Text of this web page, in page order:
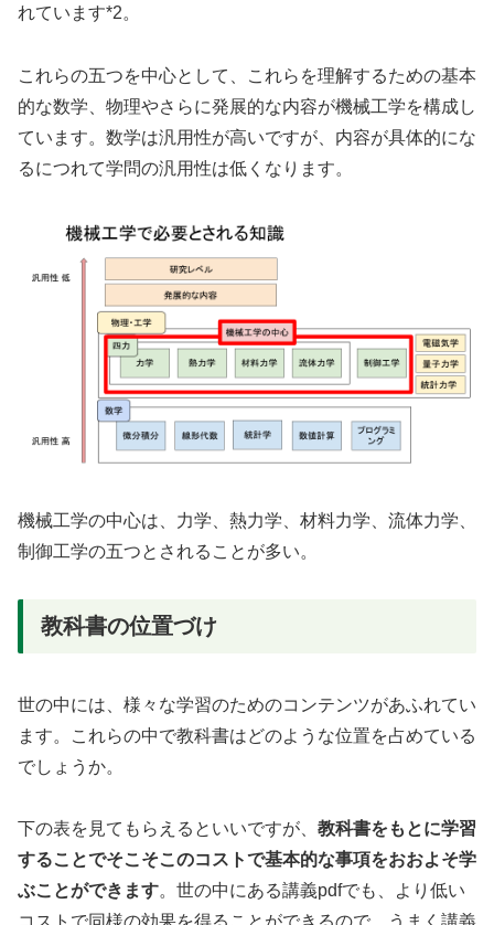
れています*2。
これらの五つを中心として、これらを理解するための基本
的な数学、物理やさらに発展的な内容が機械工学を構成し
ています。数学は汎用性が高いですが、内容が具体的にな
るにつれて学問の汎用性は低くなります。
機械工学の中心は、力学、熱力学、材料力学、流体力学、
制御工学の五つとされることが多い。
教科書の位置づけ
世の中には、様々な学習のためのコンテンツがあふれてい
ます。これらの中で教科書はどのような位置を占めている
でしょうか。
下の表を見てもらえるといいですが、 教科書をもとに学習
することでそこそこのコストで基本的な事項をおおよそ学
ぶことができます。世の中にある講義pdfでも、より低い